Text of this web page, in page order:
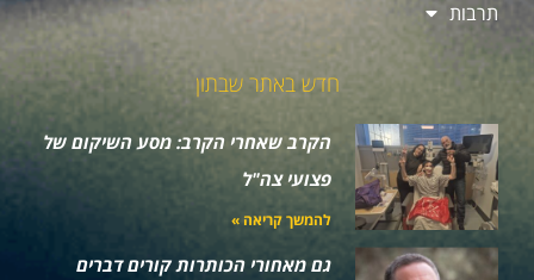
תרבות
חדש באתר שבתון
הקרב שאחרי הקרב: מסע השיקום של
פצועי צה"ל
להמשך קריאה »
גם מאחורי הכותרות קורים דברים